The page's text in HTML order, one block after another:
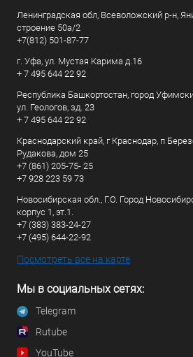
Ленинградская обл, Всеволожский р-н,
строение 50а/2
+7(812) 501-87-77
г. Уфа, ул. Мустая Карима д.16
+ 7 495 644 22 92
Республика Башкортостан, город
ул. Геологов, зд. 23
+ 7 495 644 22 92
Краснодарский край, г Краснодар, п
Рудакова, дом 25
+7 (861) 205-75- 25
+7 928 223 59 73
Новосибирская обл., Г.О. Город
корпус 1, эт.1.
+7 (383) 383-24-27
+7 (495) 644-22-92
Посмотреть все на карте
Мы в социальных сетях:
Telegram
Rutube
YouTube